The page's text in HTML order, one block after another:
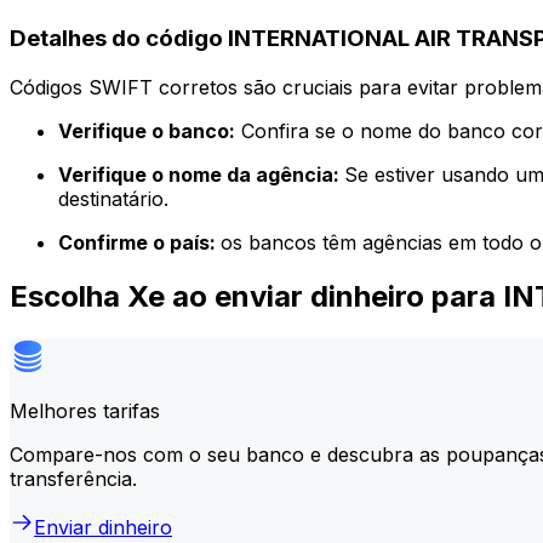
Detalhes do código INTERNATIONAL AIR
Códigos SWIFT corretos são cruciais para evitar
Verifique o banco: Confira se o nome do banco
Verifique o nome da agência: Se estiver usando
destinatário.
Confirme o país: os bancos têm agências em todo
Escolha Xe ao enviar dinheiro para
Melhores tarifas
Compare-nos com o seu banco e descubra as
transferência.
Enviar dinheiro